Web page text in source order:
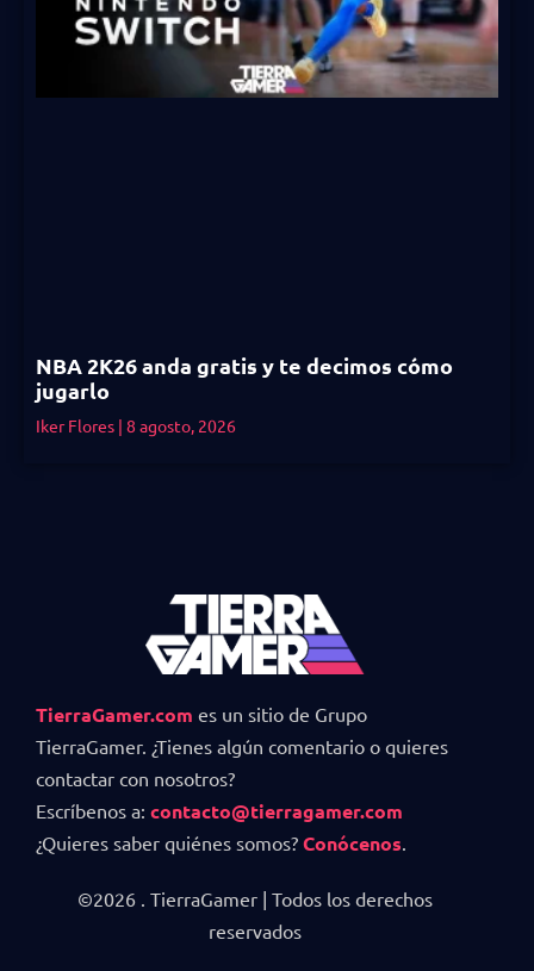
NBA 2K26 anda gratis y te decimos cómo
jugarlo
Iker Flores 8 agosto, 2026
TierraGamer.com es un sitio de Grupo
TierraGamer. ¿Tienes algún comentario o quieres
contactar con nosotros?
Escríbenos a: contacto@tierragamer.com
¿Quieres saber quiénes somos? Conócenos
©2026 . TierraGamer | Todos los derechos
reservados